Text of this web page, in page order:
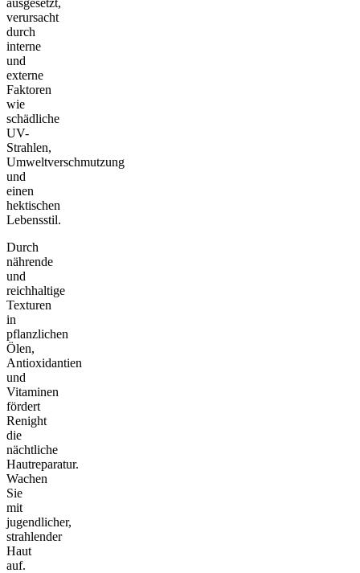
verursacht
durch
interne
und
externe
Faktoren
wie
schädliche
UV-
Strahlen,
Umweltverschmutzung
und
einen
hektischen
Lebensstil.
Durch
nährende
und
reichhaltige
Texturen
in
pflanzlichen
Ölen,
Antioxidantien
und
Vitaminen
fördert
Renight
die
nächtliche
Hautreparatur.
Wachen
Sie
mit
jugendlicher,
strahlender
Haut
auf.